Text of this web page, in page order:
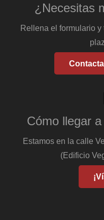
¿Necesitas
Rellena el formulario
Cómo llegar
Estamos en la calle
(Edificio